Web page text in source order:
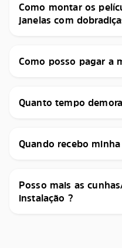
Como montar os
janelas com
Como posso pagar a
Quanto tempo
Quando recebo
Posso mais as
instalação ?